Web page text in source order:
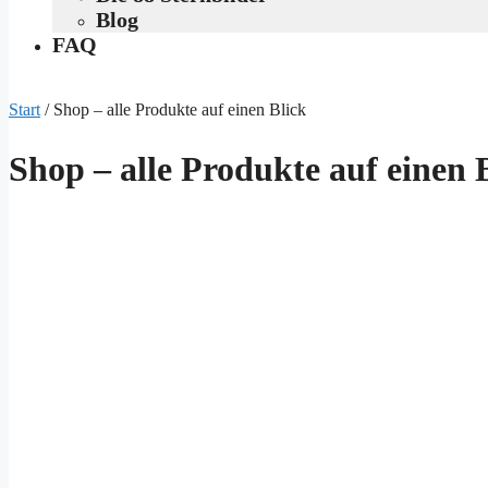
Blog
FAQ
Start / Shop – alle Produkte auf einen Blick
Shop – alle Produkte auf einen